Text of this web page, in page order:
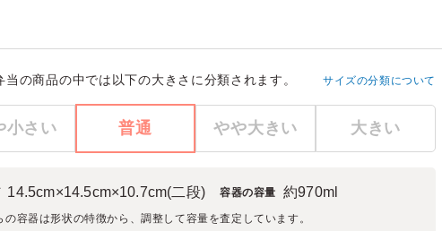
の商品の中では以下の大きさに分類されます。 サイズの分類について
小さい 普通 やや大きい 大きい
14.5cm×14.5cm×10.7cm(二段) 容器の容量 約970ml
容器は形状の特徴から、調整して容量を査定しています。